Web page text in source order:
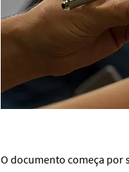
O documento começa por